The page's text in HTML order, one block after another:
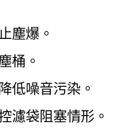
塵爆。
桶。
低噪音污染。
濾袋阻塞情形。